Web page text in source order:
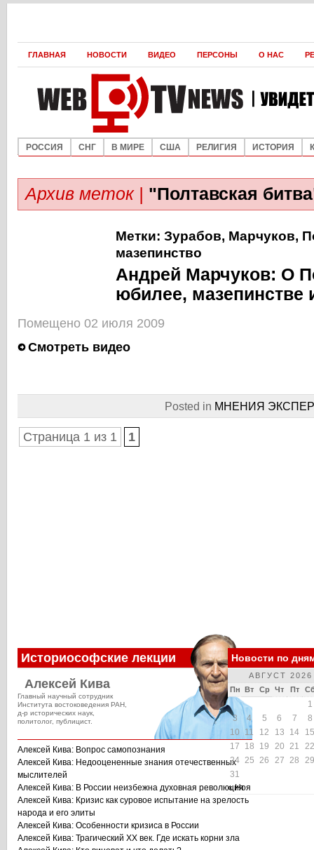
ГЛАВНАЯ НОВОСТИ ВИДЕО ПЕРСОНЫ О НАС
РОССИЯ СНГ В МИРЕ США РЕЛИГИЯ ИСТОРИЯ
Архив меток | "Полтавская
Метки: Зурабов, Марчуков,
мазепинство
Андрей Марчуков: О
юбилее, мазепинстве
Помещено 02 июля 2009
Смотреть видео
Posted in МНЕНИЯ
Страница 1 из 1 1
Историософские лекции
Алексей Кива
Главный научный сотрудник
Института востоковедения РАН,
д-р исторических наук,
политолог, публицист.
Алексей Кива: Вопрос самопознания
Алексей Кива: Недооцененные знания отечественных
мыслителей
Алексей Кива: В России неизбежна духовная революция
Алексей Кива: Кризис как суровое испытание на зрелость
народа и его элиты
Алексей Кива: Особенности кризиса в России
Алексей Кива: Трагический XX век. Где искать корни зла
Новости по
АВГУСТ 2026
Пн Вт Ср Чт Пт
1
3
4 5 6 7
8
10
11 12 13 14
15
17
18 19 20 21
22
24 25 26 27 28
29
31
« Ноя